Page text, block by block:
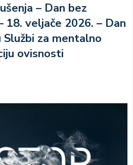
– Dan bez
18. veljače 2026. – Dan
za mentalno
ovisnosti